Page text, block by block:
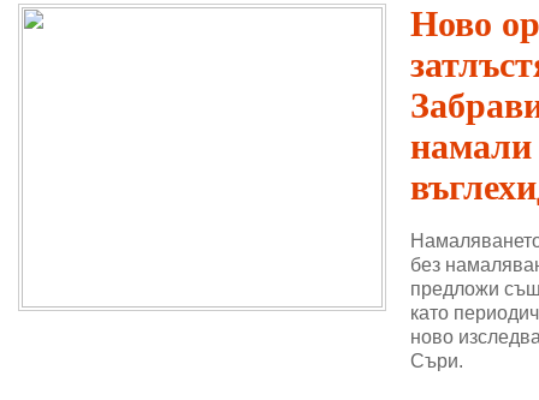
Ново
намали
без
предложи
като
ново
Съри.